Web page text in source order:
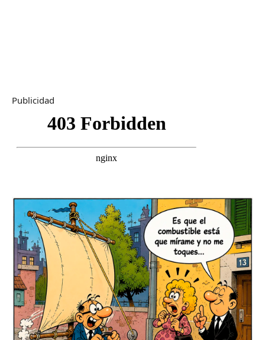
Publicidad